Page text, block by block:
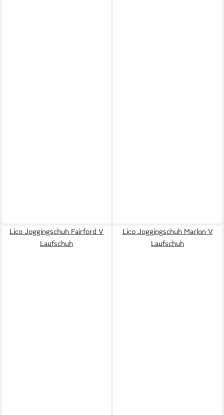
Lico Joggingschuh Fairford V
Laufschuh
Lico Joggingschuh Marlon V
Laufschuh